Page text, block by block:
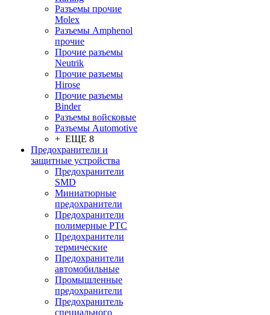
Разъемы прочие
Molex
Разъемы Amphenol
прочие
Прочие разъемы
Neutrik
Прочие разъемы
Hirose
Прочие разъемы
Binder
Разъемы войсковые
Разъeмы Automotive
+ ЕЩЕ 8
Предохранители и
защитные устройства
Предохранители
SMD
Миниатюрные
предохранители
Предохранители
полимерные PTC
Предохранители
термические
Предохранители
автомобильные
Промышленные
предохранители
Предохранитель
специального